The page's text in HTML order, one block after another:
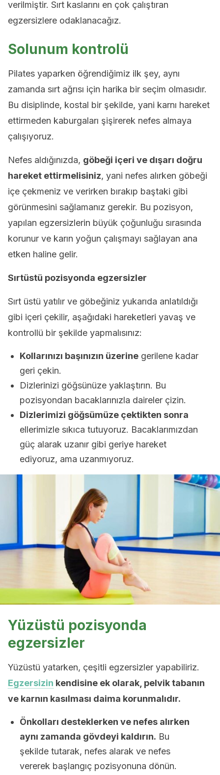
verilmiştir. Sırt kaslarını en çok çalıştıran
egzersizlere odaklanacağız.
Solunum kontrolü
Pilates yaparken öğrendiğimiz ilk şey, aynı
zamanda sırt ağrısı için harika bir seçim olmasıdır.
Bu disiplinde, kostal bir şekilde, yani karnı hareket
ettirmeden kaburgaları şişirerek nefes almaya
çalışıyoruz.
Nefes aldığınızda, göbeği içeri ve dışarı doğru
hareket ettirmelisiniz, yani nefes alırken göbeği
içe çekmeniz ve verirken bırakıp baştaki gibi
görünmesini sağlamanız gerekir. Bu pozisyon,
yapılan egzersizlerin büyük çoğunluğu sırasında
korunur ve karın yoğun çalışmayı sağlayan ana
etken haline gelir.
Sırtüstü pozisyonda egzersizler
Sırt üstü yatılır ve göbeğiniz yukarıda anlatıldığı
gibi içeri çekilir, aşağıdaki hareketleri yavaş ve
kontrollü bir şekilde yapmalısınız:
Kollarınızı başınızın üzerine gerilene kadar
geri çekin.
Dizlerinizi göğsünüze yaklaştırın. Bu
pozisyondan bacaklarınızla daireler çizin.
Dizlerimizi göğsümüze çektikten sonra
ellerimizle sıkıca tutuyoruz. Bacaklarımızdan
güç alarak uzanır gibi geriye hareket
ediyoruz, ama uzanmıyoruz.
Yüzüstü pozisyonda
egzersizler
Yüzüstü yatarken, çeşitli egzersizler yapabiliriz.
Egzersizin kendisine ek olarak, pelvik tabanın
ve karnın kasılması daima korunmalıdır.
Önkolları desteklerken ve nefes alırken
aynı zamanda gövdeyi kaldırın. Bu
şekilde tutarak, nefes alarak ve nefes
vererek başlangıç pozisyonuna dönün.